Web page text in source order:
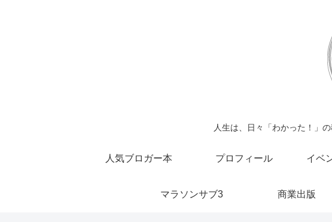
人生は、日々「わかった！」
人気ブロガー本 プロフィール イベ
マラソンサブ3 商業出版